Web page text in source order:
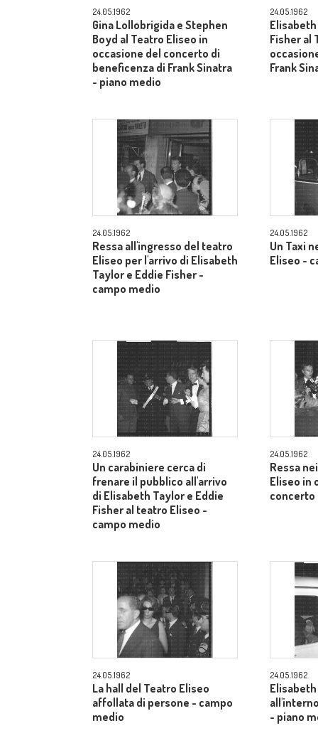
24.05.1962
Gina Lollobrigida e Stephen
Boyd al Teatro Eliseo in
occasione del concerto di
beneficenza di Frank Sinatra
- piano medio
24.05.1962
Fisher al
Frank
24.05.1962
Ressa all'ingresso del teatro
Eliseo per l'arrivo di Elisabeth
Taylor e Eddie Fisher -
campo medio
24.05.1962
Un Taxi
Eliseo -
24.05.1962
Un carabiniere cerca di
frenare il pubblico all'arrivo
di Elisabeth Taylor e Eddie
Fisher al teatro Eliseo -
campo medio
24.05.1962
Ressa
Eliseo in
concerto
24.05.1962
La hall del Teatro Eliseo
affollata di persone - campo
medio
24.05.1962
- piano